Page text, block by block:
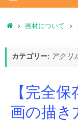
プ
ホ
画材について
カテゴリー: アクリ
【完全保
画の描き